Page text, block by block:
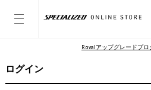
Rovalアップグレードプ
ログイン